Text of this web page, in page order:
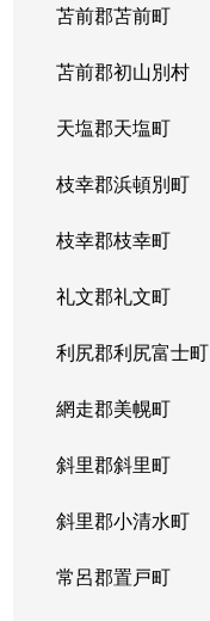
苫前郡苫前町
苫前郡初山別村
天塩郡天塩町
枝幸郡浜頓別町
枝幸郡枝幸町
礼文郡礼文町
利尻郡利尻富士町
網走郡美幌町
斜里郡斜里町
斜里郡小清水町
常呂郡置戸町